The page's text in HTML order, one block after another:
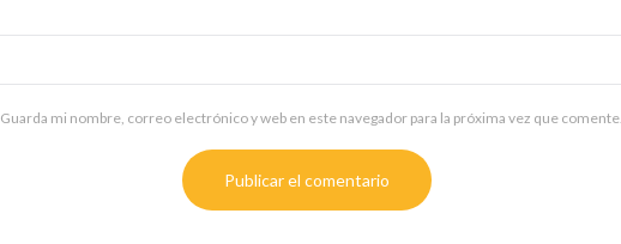
Guarda mi nombre, correo electrónico y web en este navegador para la próxima vez que comente.